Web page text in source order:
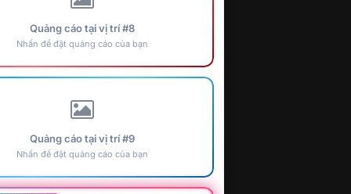
Quảng cáo tại vị trí #8
Nhấn để đặt quảng cáo của bạn
Quảng cáo tại vị trí #9
Nhấn để đặt quảng cáo của bạn